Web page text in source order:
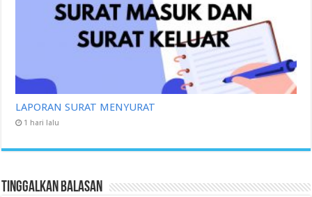
LAPORAN SURAT MENYURAT
1 hari lalu
Tinggalkan Balasan